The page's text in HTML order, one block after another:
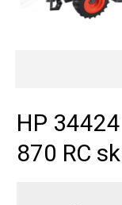
HP
870 RC